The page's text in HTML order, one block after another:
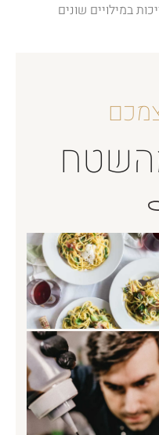
במילויים שונים